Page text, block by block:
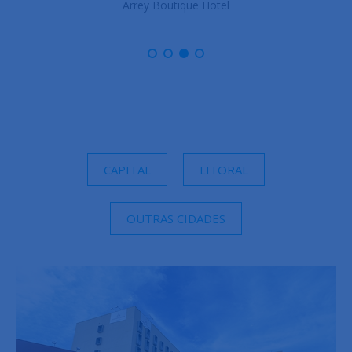
CAPITAL LITORAL
OUTRAS CIDADES